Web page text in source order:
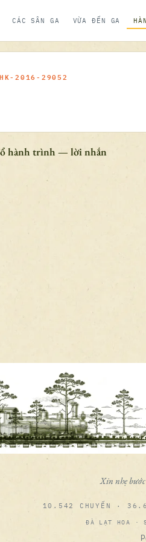
CÁC SÂN GA VỪA ĐẾN GA
HK-2016-29052
hành trình — lời nhắn
Xin nhẹ
10.542 CHUYẾN ·
ĐÀ LẠT HOA ·